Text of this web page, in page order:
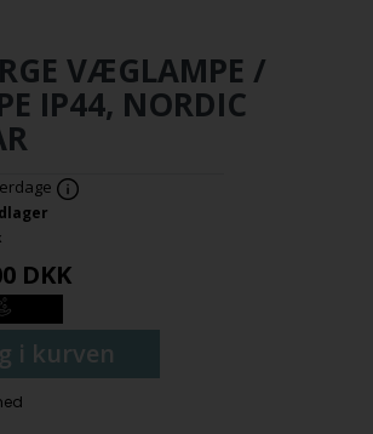
VÆGLAMPE /
IP44, NORDIC
DKK
i kurven